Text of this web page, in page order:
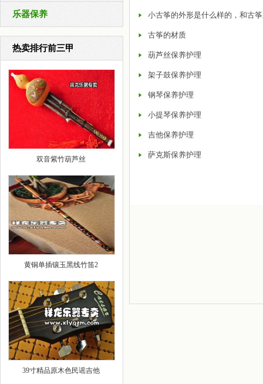
乐器保养
热卖排行前三甲
双音紫竹葫芦丝
黄铜单插镶玉黑线竹笛2
39寸精品原木色民谣吉他
小古筝的外形是什么样的，和古
古筝的材质
葫芦丝保养护理
架子鼓保养护理
钢琴保养护理
小提琴保养护理
吉他保养护理
萨克斯保养护理